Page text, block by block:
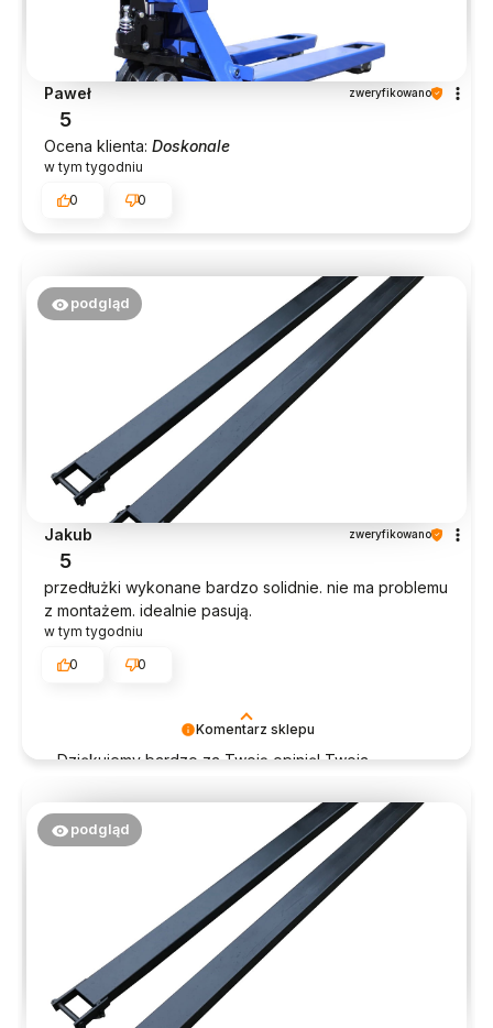
Paweł zweryfikowano
5
Ocena klienta: Doskonale
w tym tygodniu
0
0
Komentarz sklepu
Dziękujemy bardzo za Twoją opinię! Twoja
że jesteśmy na właściwym torze :) Z
pozdrowieniami, obsługa sklepu.
podgląd
Jakub zweryfikowano
5
przedłużki wykonane bardzo solidnie. nie ma problemu
z montażem. idealnie pasują.
w tym tygodniu
0
0
podgląd